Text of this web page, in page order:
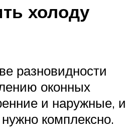
холоду
разновидности
оконных
и наружные, и
комплексно.